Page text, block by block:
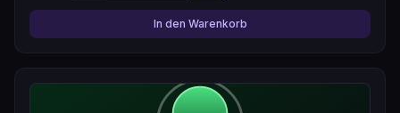
In den Warenkorb